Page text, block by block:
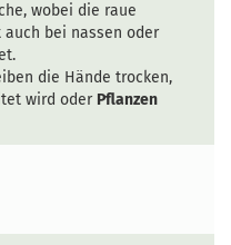
wobei die raue
bei nassen oder
die Hände trocken,
wird oder Pflanzen